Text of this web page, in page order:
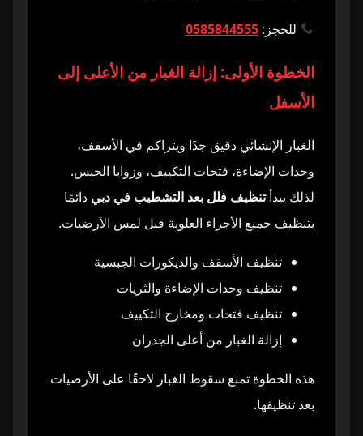
للحجز:0585844555
الخطوة الأولى: إزالة الغبار من الأعلى إلى
الأسفل
الغبار الإنشائي دقيق جدًا ويتراكم في الأسقف،
وحدات الإضاءة، فتحات التكييف، وزوايا الجبس.
لذلك يبدأتنظيف فلل بعد التشطيب في دبي دائمًا
بتنظيف جميع الأجزاء العلوية قبل لمس الأرضيات.
تنظيف الأسقف والديكورات الجبسية
تنظيف وحدات الإضاءة والثريات
تنظيف فتحات ومخارج التكييف
إزالة الغبار من أعلى الجدران
هذه الخطوة تمنع سقوط الغبار لاحقًا على الأرضيات
بعد تنظيفها.